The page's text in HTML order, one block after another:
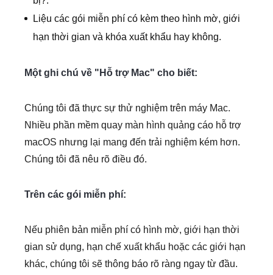
Liệu các gói miễn phí có kèm theo hình mờ, giới
hạn thời gian và khóa xuất khẩu hay không.
Một ghi chú về "Hỗ trợ Mac" cho biết:
Chúng tôi đã thực sự thử nghiệm trên máy Mac.
Nhiều phần mềm quay màn hình quảng cáo hỗ trợ
macOS nhưng lại mang đến trải nghiệm kém hơn.
Chúng tôi đã nêu rõ điều đó.
Trên các gói miễn phí:
Nếu phiên bản miễn phí có hình mờ, giới hạn thời
gian sử dụng, hạn chế xuất khẩu hoặc các giới hạn
khác, chúng tôi sẽ thông báo rõ ràng ngay từ đầu.